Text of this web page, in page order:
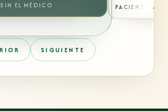
EL MÉDICO PACIENTE SIN
SIGUIENTE